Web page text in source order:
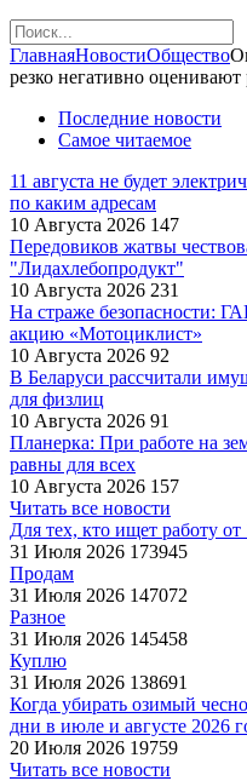
ГлавнаяНовостиОбщество
резко негативно оценивают
Последние новости
Самое читаемое
11 августа не будет
по каким адресам
10 Августа 2026 147
Передовиков жатвы
"Лидахлебопродукт"
10 Августа 2026 231
На страже безопасности:
акцию «Мотоциклист»
10 Августа 2026 92
В Беларуси рассчитали
для физлиц
10 Августа 2026 91
Планерка: При работе на
равны для всех
10 Августа 2026 157
Читать все новости
Для тех, кто ищет работу от
31 Июля 2026 173945
Продам
31 Июля 2026 147072
Разное
31 Июля 2026 145458
Куплю
31 Июля 2026 138691
Когда убирать озимый
дни в июле и августе 2026
20 Июля 2026 19759
Читать все новости